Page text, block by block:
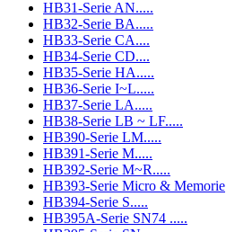
HB31-Serie AN.....
HB32-Serie BA.....
HB33-Serie CA....
HB34-Serie CD....
HB35-Serie HA.....
HB36-Serie I~L.....
HB37-Serie LA.....
HB38-Serie LB ~ LF.....
HB390-Serie LM.....
HB391-Serie M.....
HB392-Serie M~R.....
HB393-Serie Micro & Memorie
HB394-Serie S.....
HB395A-Serie SN74 .....